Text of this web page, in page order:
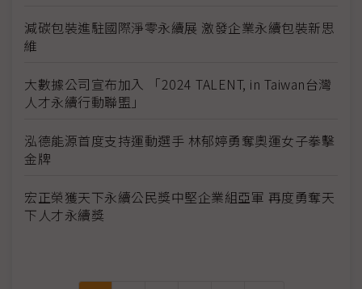
減碳包裝進駐國際淨零永續展 激發企業永續包裝新思
維
大數據公司宣布加入 「2024 TALENT, in Taiwan台灣
人才永續行動聯盟」
泓德能源首度支持運動選手 林郁婷勇奪奧運女子拳擊
金牌
宏正榮獲天下永續公民獎中堅企業組亞軍 再度勇奪天
下人才永續獎